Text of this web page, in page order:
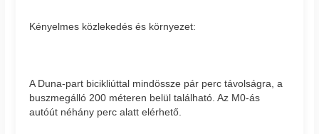
Kényelmes közlekedés és környezet:
A Duna-part bicikliúttal mindössze pár perc távolságra, a
buszmegálló 200 méteren belül található. Az M0-ás
autóút néhány perc alatt elérhető.